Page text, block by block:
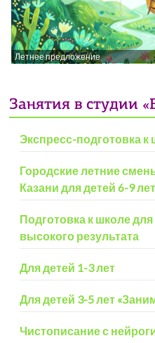
Летнее предложение
Занятия в студии
Экспресс-подготовка к
Городские летние
Казани для детей 6-9 лет
Подготовка к школе для
высокого результата
Для детей 1-3 лет
Для детей 3-5 лет
Чистописание с